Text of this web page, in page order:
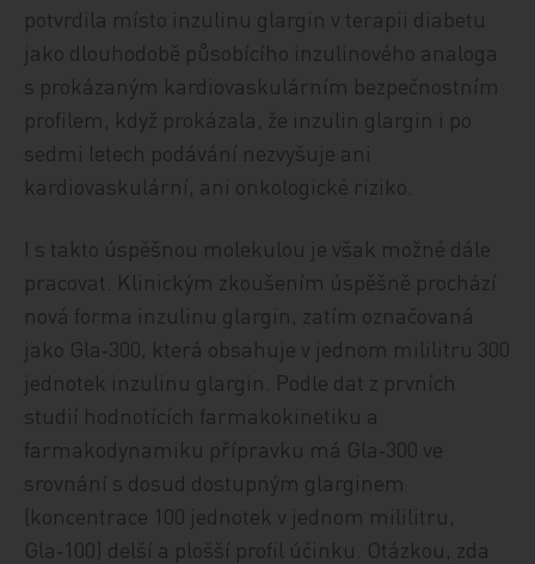
potvrdila místo inzulinu glargin v terapii diabetu
jako dlouhodobě působícího inzulinového analoga
s prokázaným kardiovaskulárním bezpečnostním
profilem, když prokázala, že inzulin glargin i po
sedmi letech podávání nezvyšuje ani
kardiovaskulární, ani onkologické riziko.
I s takto úspěšnou molekulou je však možné dále
pracovat. Klinickým zkoušením úspěšně prochází
nová forma inzulinu glargin, zatím označovaná
jako Gla‑300, která obsahuje v jednom mililitru 300
jednotek inzulinu glargin. Podle dat z prvních
studií hodnotících farmakokinetiku a
farmakodynamiku přípravku má Gla‑300 ve
srovnání s dosud dostupným glarginem
(koncentrace 100 jednotek v jednom mililitru,
Gla‑100) delší a plošší profil účinku. Otázkou, zda